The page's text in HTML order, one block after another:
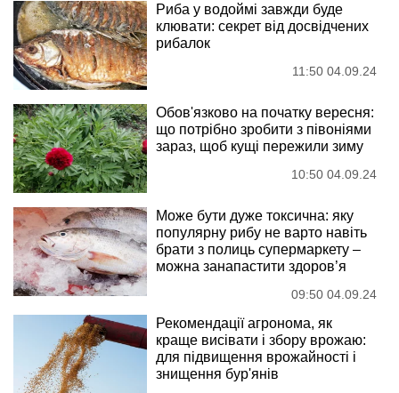
Риба у водоймі завжди буде
клювати: секрет від досвідчених
рибалок
11:50 04.09.24
Обов'язково на початку вересня:
що потрібно зробити з півоніями
зараз, щоб кущі пережили зиму
10:50 04.09.24
Може бути дуже токсична: яку
популярну рибу не варто навіть
брати з полиць супермаркету –
можна занапастити здоров’я
09:50 04.09.24
Рекомендації агронома, як
краще висівати і збору врожаю:
для підвищення врожайності і
знищення бур'янів